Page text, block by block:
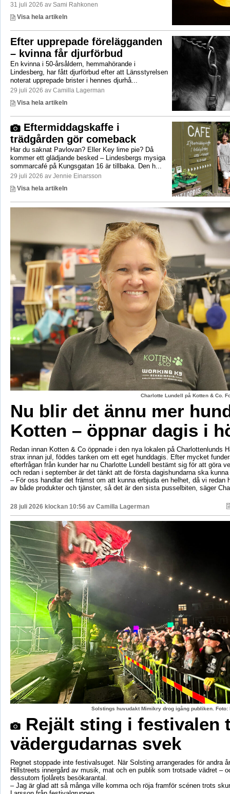
31 juli 2026 av Sami Rahkonen
Visa hela artikeln
Efter upprepade förelägganden
– kvinna får djurförbud
En kvinna i 50-årsåldern, hemmahörande i
Lindesberg, har fått djurförbud efter att Länsstyrelsen
noterat upprepade brister i hennes djurhå...
29 juli 2026 av Camilla Lagerman
Visa hela artikeln
Eftermiddagskaffe i
trädgården gör comeback
Har du saknat Pavlovan? Eller Key lime pie? Då
kommer ett glädjande besked – Lindesbergs mysiga
sommarcafé på Kungsgatan 16 är tillbaka. Den h...
29 juli 2026 av Jennie Einarsson
Visa hela artikeln
Charlotte Lundell på Kotten & Co.
Nu blir det ännu mer
Kotten – öppnar dagis i
Redan innan Kotten & Co öppnade i den nya lokalen på Charlottenlunds
strax innan jul, föddes tanken om ett eget hunddagis. Efter mycket
efterfrågan från kunder har nu Charlotte Lundell bestämt sig för att göra
och redan i september är det tänkt att de första dagishundarna ska
– För oss handlar det främst om att kunna erbjuda en helhet, då vi redan
av både produkter och tjänster, så det är den sista pusselbiten, säger
28 juli 2026 klockan 10:56 av Camilla Lagerman
Solstings huvudakt Mimikry drog igång publiken.
Rejält sting i festivalen
vädergudarnas svek
Regnet stoppade inte festivalsuget. När Solsting arrangerades för andra
Hillstreets innergård av musik, mat och en publik som trotsade vädret –
dessutom fjolårets besökarantal.
– Jag är glad att så många ville komma och röja framför scénen trots